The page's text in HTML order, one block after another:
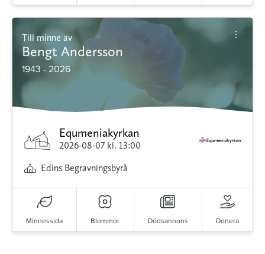
Till minne av
Bengt Andersson
1943 - 2026
Equmeniakyrkan
2026-08-07 kl. 13:00
Edins Begravningsbyrå
Minnessida Blommor Dödsannons Donera